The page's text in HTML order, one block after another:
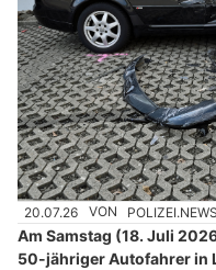
20.07.26 VON
Am Samstag (18. Juli
50-jähriger Autofahrer in